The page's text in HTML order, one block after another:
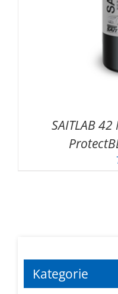
SAITLAB
Kategorie